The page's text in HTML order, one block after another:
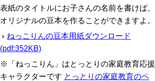
表紙のタイトルにお子さんの名前を書けば、
オリジナルの豆本を作ることができますよ。
ねっこりんの豆本用紙ダウンロード
(pdf:352KB)
※「ねっこりん」はとっとりの家庭教育応援
キャラクターです とっとりの家庭教育のペ